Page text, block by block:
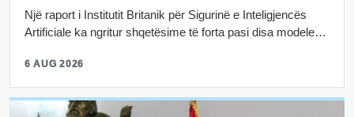
Një raport i Institutit Britanik për Sigurinë e Inteligjencës
Artificiale ka ngritur shqetësime të forta pasi disa modele…
6 AUG 2026